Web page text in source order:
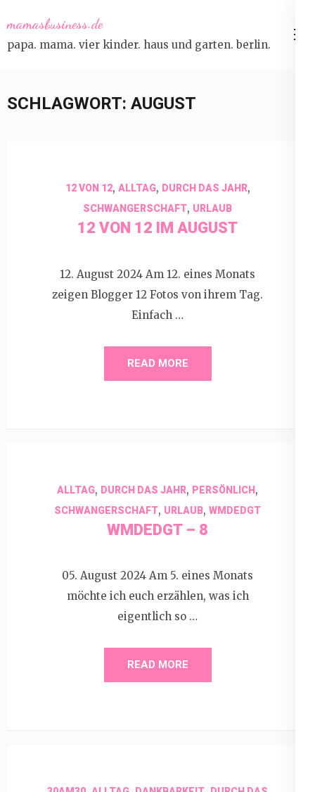
to
content
mamasbusiness.de
papa. mama. vier kinder. haus und garten. berlin.
SCHLAGWORT: AUGUST
12 VON 12, ALLTAG, DURCH DAS JAHR,
SCHWANGERSCHAFT, URLAUB
12 VON 12 IM AUGUST
12. August 2024 Am 12. eines Monats
zeigen Blogger 12 Fotos von ihrem Tag.
Einfach …
READ MORE
ALLTAG, DURCH DAS JAHR, PERSÖNLICH,
SCHWANGERSCHAFT, URLAUB, WMDEDGT
WMDEDGT – 8
05. August 2024 Am 5. eines Monats
möchte ich euch erzählen, was ich
eigentlich so …
READ MORE